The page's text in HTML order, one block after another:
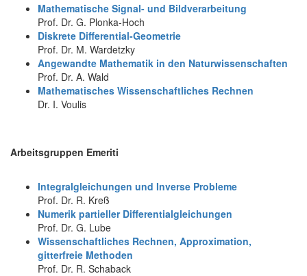
Mathematische Signal- und Bildverarbeitung
Prof. Dr. G. Plonka-Hoch
Diskrete Differential-Geometrie
Prof. Dr. M. Wardetzky
Angewandte Mathematik in den Naturwissenschaften
Prof. Dr. A. Wald
Mathematisches Wissenschaftliches Rechnen
Dr. I. Voulis
Arbeitsgruppen Emeriti
Integralgleichungen und Inverse Probleme
Prof. Dr. R. Kreß
Numerik partieller Differentialgleichungen
Prof. Dr. G. Lube
Wissenschaftliches Rechnen, Approximation,
gitterfreie Methoden
Prof. Dr. R. Schaback